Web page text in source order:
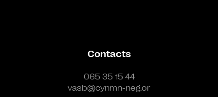
Contacts
065 35 15 44
vasb@cynmn-neg.or